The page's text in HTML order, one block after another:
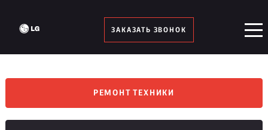
ЗАКАЗАТЬ ЗВОНОК
РЕМОНТ ТЕХНИКИ